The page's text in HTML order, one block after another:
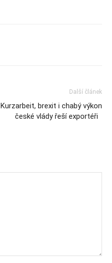
Další článek
Kurzarbeit, brexit i chabý výkon
české vlády řeší exportéři